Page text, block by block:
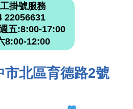
掛號服務
22056631
五:8:00-17:00
8:00-12:00
市北區育德路2號